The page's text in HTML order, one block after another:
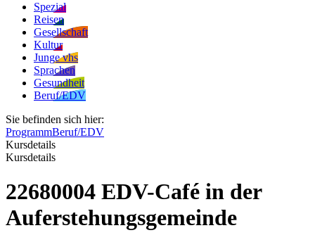
Spezial
Reisen
Gesellschaft
Kultur
Junge vhs
Sprachen
Gesundheit
Beruf/EDV
Sie befinden sich hier:
ProgrammBeruf/EDV
Kursdetails
Kursdetails
22680004 EDV-Café in der
Auferstehungsgemeinde